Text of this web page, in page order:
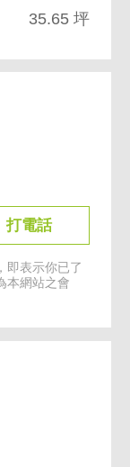
35.65 坪
打電話
即表示你已了
本網站之會